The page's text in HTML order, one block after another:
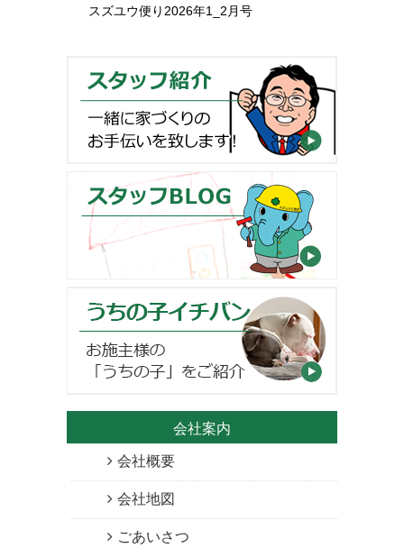
スズユウ便り2026年1_2月号
会社案内
会社概要
会社地図
ごあいさつ